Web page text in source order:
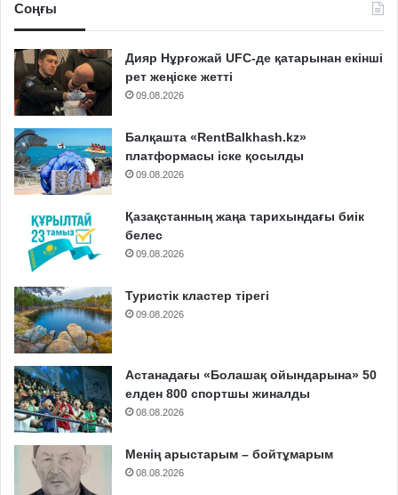
Соңғы
Дияр Нұрғожай UFC-де қатарынан екінші
рет жеңіске жетті
09.08.2026
Балқашта «RentBalkhash.kz»
платформасы іске қосылды
09.08.2026
Қазақстанның жаңа тарихындағы биік
белес
09.08.2026
Туристік кластер тірегі
09.08.2026
Астанадағы «Болашақ ойындарына» 50
елден 800 спортшы жиналды
08.08.2026
Менің арыстарым – бойтұмарым
08.08.2026